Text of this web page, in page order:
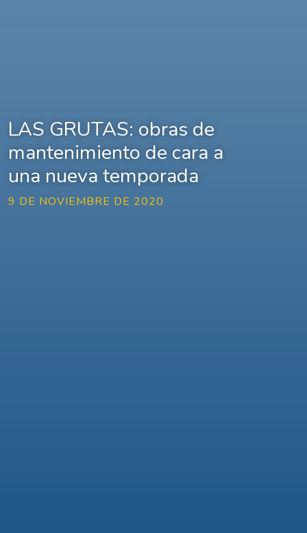
LAS GRUTAS: obras de
mantenimiento de cara a
una nueva temporada
9 DE NOVIEMBRE DE 2020